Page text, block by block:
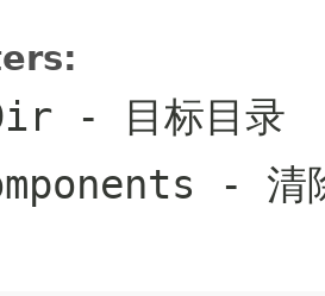
- 目标目录
- 清